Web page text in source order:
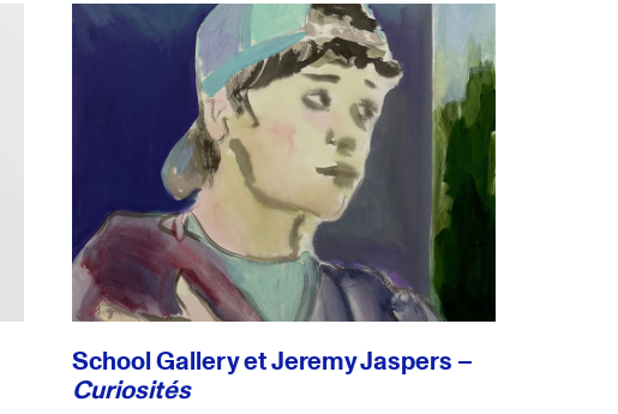
School Gallery et Jeremy Jaspers –
Curiosités